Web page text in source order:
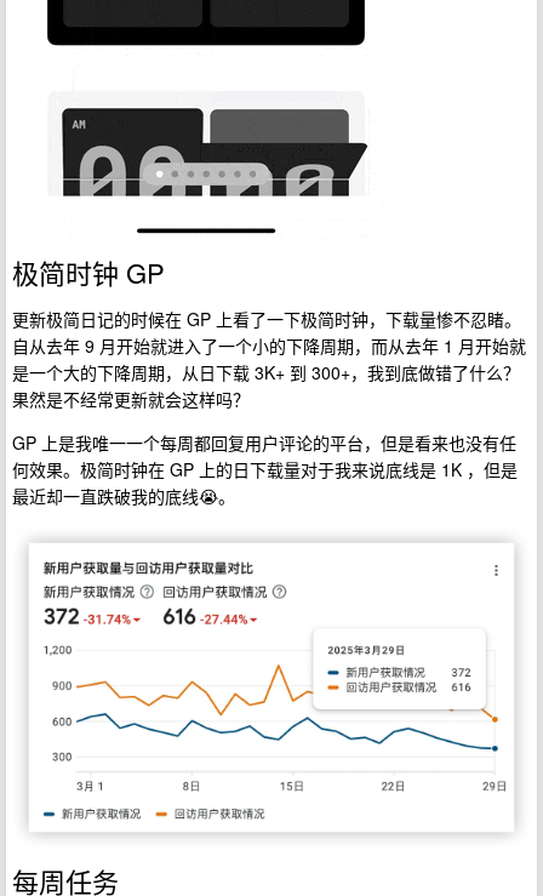
极简时钟 GP
更新极简日记的时候在 GP 上看了一下极简时钟，下载量惨不忍睹。
自从去年 9 月开始就进入了一个小的下降周期，而从去年 1 月开始就
是一个大的下降周期，从日下载 3K+ 到 300+，我到底做错了什么？
果然是不经常更新就会这样吗？
GP 上是我唯一一个每周都回复用户评论的平台，但是看来也没有任
何效果。极简时钟在 GP 上的日下载量对于我来说底线是 1K ，但是
最近却一直跌破我的底线😭。
每周任务